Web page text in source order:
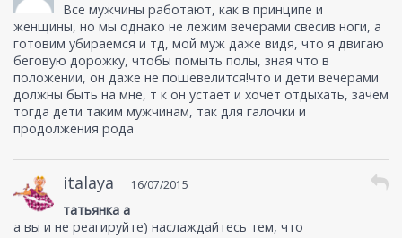
Все мужчины работают, как в принципе и
женщины, но мы однако не лежим вечерами свесив ноги, а
готовим убираемся и тд, мой муж даже видя, что я двигаю
беговую дорожку, чтобы помыть полы, зная что в
положении, он даже не пошевелится!что и дети вечерами
должны быть на мне, т к он устает и хочет отдыхать, зачем
тогда дети таким мужчинам, так для галочки и
продолжения рода
italaya 16/07/2015
татьянка а
а вы и не реагируйте) наслаждайтесь тем, что